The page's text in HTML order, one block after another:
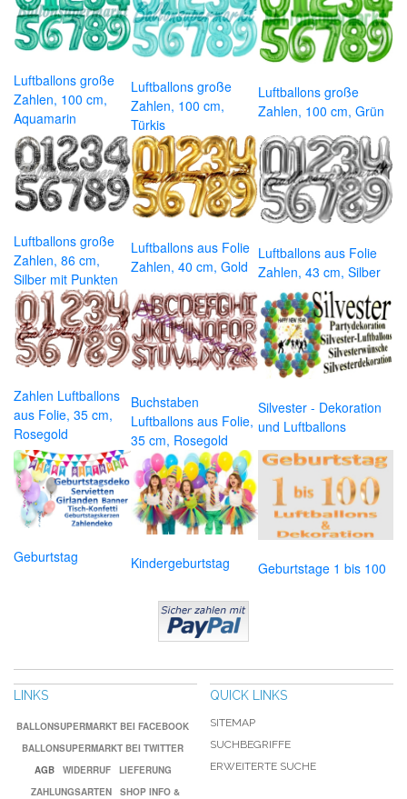
Luftballons große
Zahlen, 100 cm,
Aquamarin
Luftballons große
Zahlen, 100 cm,
Türkis
Luftballons große
Zahlen, 100 cm, Grün
Luftballons große
Zahlen, 86 cm,
Silber mit Punkten
Luftballons aus Folie
Zahlen, 40 cm, Gold
Luftballons aus Folie
Zahlen, 43 cm, Silber
Zahlen Luftballons
aus Folie, 35 cm,
Rosegold
Buchstaben
Luftballons aus Folie,
35 cm, Rosegold
Silvester - Dekoration
und Luftballons
Geburtstag Kindergeburtstag Geburtstage 1 bis 100
LINKS
BALLONSUPERMARKT BEI FACEBOOK
BALLONSUPERMARKT BEI TWITTER
AGB
WIDERRUF
LIEFERUNG
ZAHLUNGSARTEN
SHOP INFO &
QUICK LINKS
SITEMAP
SUCHBEGRIFFE
ERWEITERTE SUCHE